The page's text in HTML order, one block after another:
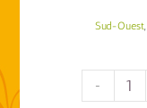
Sud-Ouest,
-